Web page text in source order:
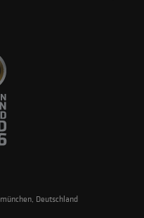
Deutschland